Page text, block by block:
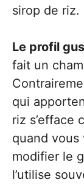
sirop de riz.
Le profil
fait un
qui
riz s’efface
quand vous
modifier le
l’utilise